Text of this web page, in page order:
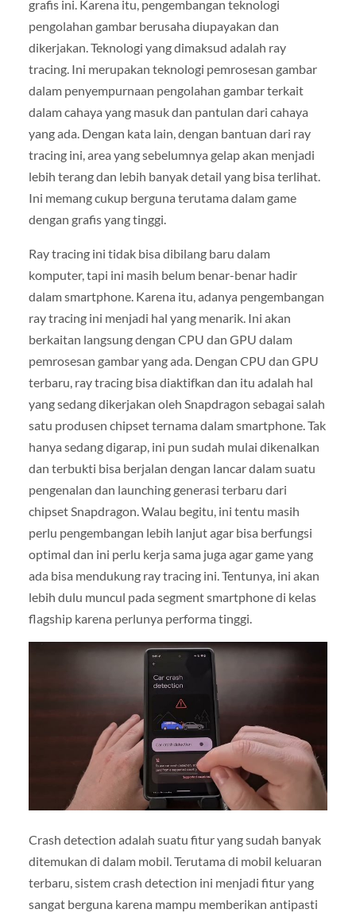
grafis ini. Karena itu, pengembangan teknologi
pengolahan gambar berusaha diupayakan dan
dikerjakan. Teknologi yang dimaksud adalah ray
tracing. Ini merupakan teknologi pemrosesan gambar
dalam penyempurnaan pengolahan gambar terkait
dalam cahaya yang masuk dan pantulan dari cahaya
yang ada. Dengan kata lain, dengan bantuan dari ray
tracing ini, area yang sebelumnya gelap akan menjadi
lebih terang dan lebih banyak detail yang bisa terlihat.
Ini memang cukup berguna terutama dalam game
dengan grafis yang tinggi.
Ray tracing ini tidak bisa dibilang baru dalam
komputer, tapi ini masih belum benar-benar hadir
dalam smartphone. Karena itu, adanya pengembangan
ray tracing ini menjadi hal yang menarik. Ini akan
berkaitan langsung dengan CPU dan GPU dalam
pemrosesan gambar yang ada. Dengan CPU dan GPU
terbaru, ray tracing bisa diaktifkan dan itu adalah hal
yang sedang dikerjakan oleh Snapdragon sebagai salah
satu produsen chipset ternama dalam smartphone. Tak
hanya sedang digarap, ini pun sudah mulai dikenalkan
dan terbukti bisa berjalan dengan lancar dalam suatu
pengenalan dan launching generasi terbaru dari
chipset Snapdragon. Walau begitu, ini tentu masih
perlu pengembangan lebih lanjut agar bisa berfungsi
optimal dan ini perlu kerja sama juga agar game yang
ada bisa mendukung ray tracing ini. Tentunya, ini akan
lebih dulu muncul pada segment smartphone di kelas
flagship karena perlunya performa tinggi.
Crash detection adalah suatu fitur yang sudah banyak
ditemukan di dalam mobil. Terutama di mobil keluaran
terbaru, sistem crash detection ini menjadi fitur yang
sangat berguna karena mampu memberikan antipasti